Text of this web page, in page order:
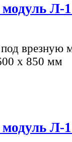
Л-
врезную
x 850 мм
Л-